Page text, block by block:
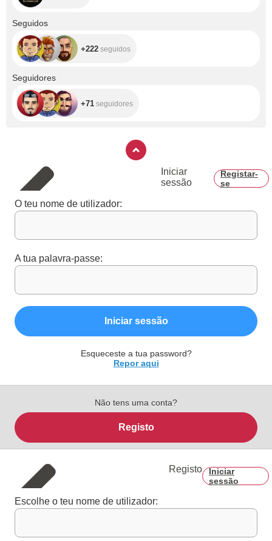
Seguidos
+222 seguidos
Seguidores
+71 seguidores
Iniciar
sessão
Registar-
se
O teu nome de utilizador:
A tua palavra-passe:
Iniciar sessão
Esqueceste a tua password?
Repor aqui
Não tens uma conta?
Registo
Registo
Iniciar
sessão
Escolhe o teu nome de utilizador: